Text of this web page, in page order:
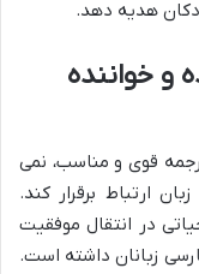
هدیه دهد.
و خواننده
قوی و مناسب، نمی
ارتباط برقرار کند.
در انتقال موفقیت
زبانان داشته است.